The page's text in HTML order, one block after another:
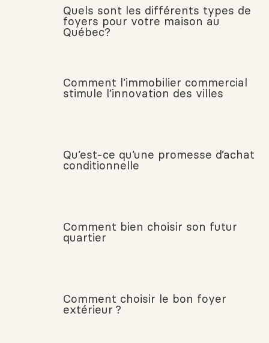
Quels sont les différents types de
foyers pour votre maison au
Québec?
Comment l’immobilier commercial
stimule l’innovation des villes
Qu’est-ce qu’une promesse d’achat
conditionnelle
Comment bien choisir son futur
quartier
Comment choisir le bon foyer
extérieur ?